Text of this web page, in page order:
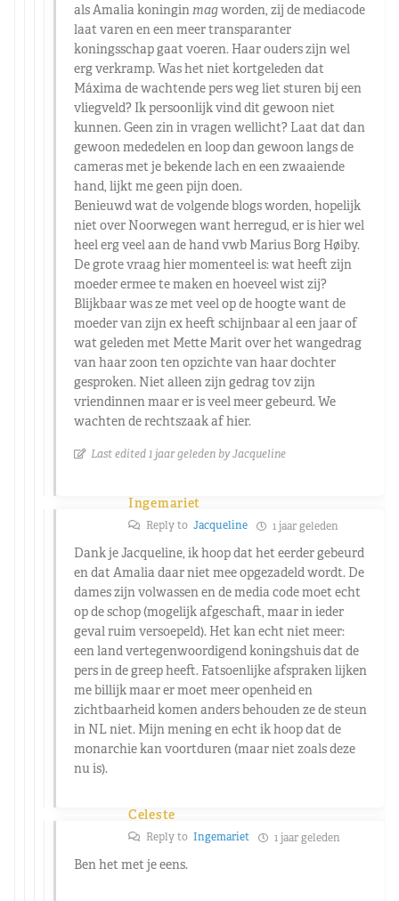
als Amalia koningin magworden, zij de mediacode
laat varen en een meer transparanter
koningsschap gaat voeren. Haar ouders zijn wel
erg verkramp. Was het niet kortgeleden dat
Máxima de wachtende pers weg liet sturen bij een
vliegveld? Ik persoonlijk vind dit gewoon niet
kunnen. Geen zin in vragen wellicht? Laat dat dan
gewoon mededelen en loop dan gewoon langs de
cameras met je bekende lach en een zwaaiende
hand, lijkt me geen pijn doen.
Benieuwd wat de volgende blogs worden, hopelijk
niet over Noorwegen want herregud, er is hier wel
heel erg veel aan de hand vwb Marius Borg Høiby.
De grote vraag hier momenteel is: wat heeft zijn
moeder ermee te maken en hoeveel wist zij?
Blijkbaar was ze met veel op de hoogte want de
moeder van zijn ex heeft schijnbaar al een jaar of
wat geleden met Mette Marit over het wangedrag
van haar zoon ten opzichte van haar dochter
gesproken. Niet alleen zijn gedrag tov zijn
vriendinnen maar er is veel meer gebeurd. We
wachten de rechtszaak af hier.
Last edited 1 jaar geleden by Jacqueline
Ingemariet
Reply to Jacqueline 1 jaar geleden
Dank je Jacqueline, ik hoop dat het eerder gebeurd
en dat Amalia daar niet mee opgezadeld wordt. De
dames zijn volwassen en de media code moet echt
op de schop (mogelijk afgeschaft, maar in ieder
geval ruim versoepeld). Het kan echt niet meer:
een land vertegenwoordigend koningshuis dat de
pers in de greep heeft. Fatsoenlijke afspraken lijken
me billijk maar er moet meer openheid en
zichtbaarheid komen anders behouden ze de steun
in NL niet. Mijn mening en echt ik hoop dat de
monarchie kan voortduren (maar niet zoals deze
nu is).
Celeste
Reply to Ingemariet 1 jaar geleden
Ben het met je eens.